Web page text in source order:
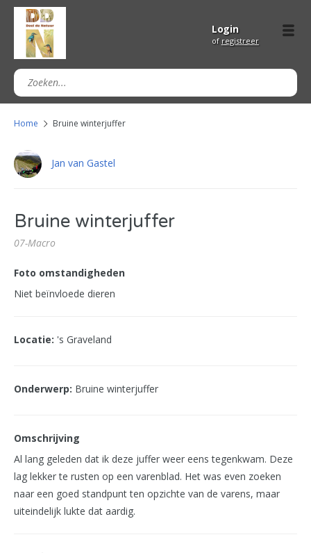
Login
of registreer
Home Bruine winterjuffer
Jan van Gastel
Bruine winterjuffer
07-Macro
Foto omstandigheden
Niet beïnvloede dieren
Locatie: 's Graveland
Onderwerp: Bruine winterjuffer
Omschrijving
Al lang geleden dat ik deze juffer weer eens tegenkwam. Deze
lag lekker te rusten op een varenblad. Het was even zoeken
naar een goed standpunt ten opzichte van de varens, maar
uiteindelijk lukte dat aardig.